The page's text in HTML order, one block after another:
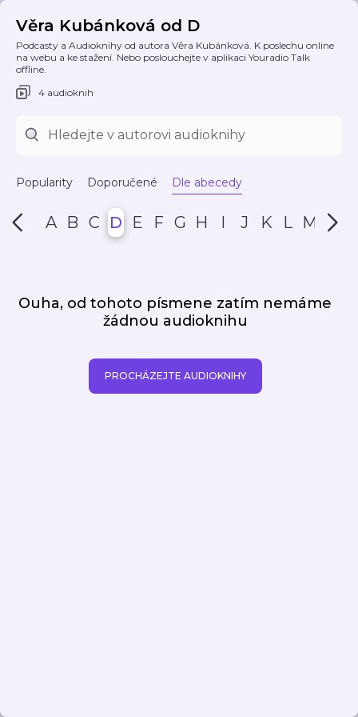
Věra Kubánková od D
Podcasty a Audioknihy od autora Věra Kubánková. K poslechu online
na webu a ke stažení. Nebo poslouchejte v aplikaci Youradio Talk
offline.
4 audioknih
Popularity Doporučené Dle abecedy
A B C D E F G H I J K L M N
Ouha, od tohoto písmene zatím nemáme
žádnou audioknihu
PROCHÁZEJTE AUDIOKNIHY